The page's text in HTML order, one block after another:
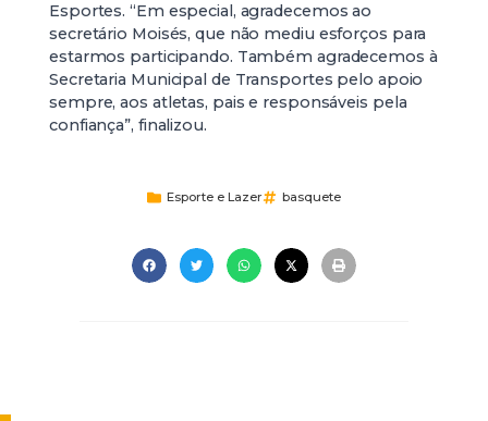
Esportes. “Em especial, agradecemos ao
secretário Moisés, que não mediu esforços para
estarmos participando. Também agradecemos à
Secretaria Municipal de Transportes pelo apoio
sempre, aos atletas, pais e responsáveis pela
confiança”, finalizou.
Esporte e Lazer basquete